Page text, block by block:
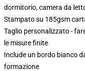
dormitorio, camera da
Stampato su 185gsm
Taglio personalizzato -
le misure finite
Include un bordo bianco
formazione